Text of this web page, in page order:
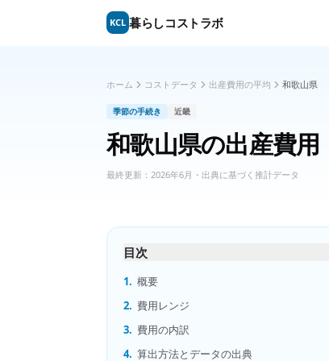
KCL 暮らしコストラボ
ホーム コストデータ 出産費用の平均 和歌山県
季節の手続き 近畿
和歌山県の出産費用
最終更新： 2026年6月 ・出典に基づく推計データ
目次
1. 概要
2. 費用レンジ
3. 費用の内訳
4. 算出方法とデータの出典